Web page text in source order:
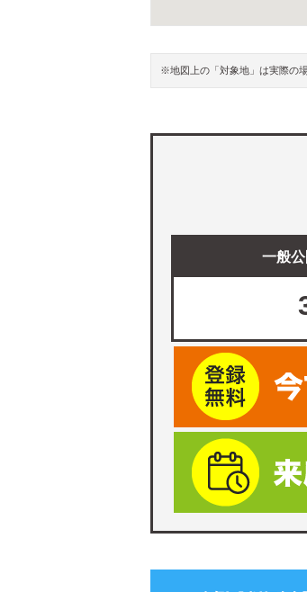
※地図上の「対象地」は実際の
一般